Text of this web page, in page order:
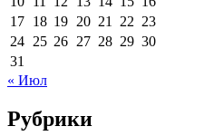
17 18 19 20 21 22 23
24 25 26 27 28 29 30
31
« Июл
Рубрики